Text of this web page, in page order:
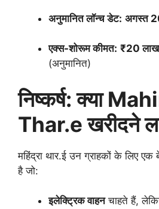
अनुमानित लॉन्च डेट: अगस्त
एक्स-शोरूम कीमत: ₹20
(अनुमानित)
निष्कर्ष: क्या
Thar.e खरीदने
महिंद्रा थार.ई उन ग्राहकों के लिए एक
है जो:
इलेक्ट्रिक वाहनचाहते हैं,